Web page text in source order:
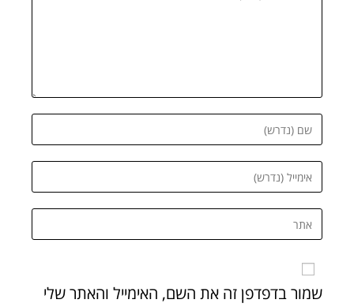
שמור בדפדפן זה את השם, האימייל והאתר שלי